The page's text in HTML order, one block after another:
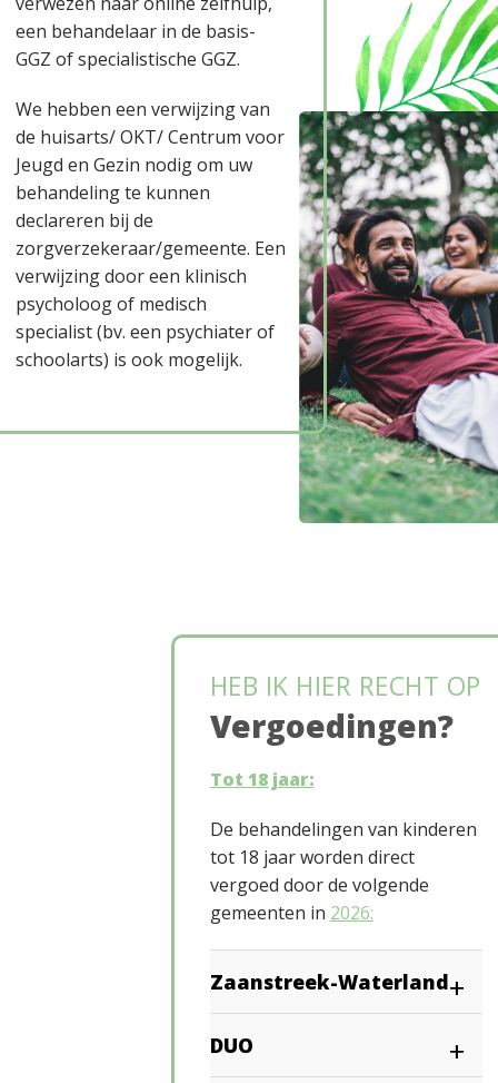
Over ons
een behandelaar in de basis-
GGZ of specialistische GGZ.
We hebben een verwijzing van
de huisarts/ OKT/ Centrum voor
Jeugd en Gezin nodig om uw
behandeling te kunnen
declareren bij de
zorgverzekeraar/gemeente. Een
verwijzing door een klinisch
psycholoog of medisch
specialist (bv. een psychiater of
schoolarts) is ook mogelijk.
HEB IK HIER RECHT OP
Vergoedingen?
Tot 18 jaar:
De behandelingen van kinderen
tot 18 jaar worden direct
vergoed door de volgende
gemeenten in 2026:
Zaanstreek-Waterland
DUO